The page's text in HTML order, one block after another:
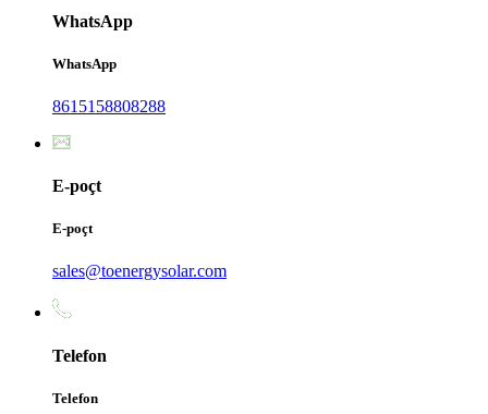
WhatsApp
WhatsApp
8615158808288
E-poçt
E-poçt
sales@toenergysolar.com
Telefon
Telefon